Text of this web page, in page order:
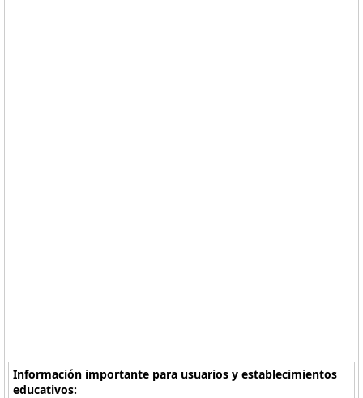
Información importante para usuarios y establecimientos
educativos: